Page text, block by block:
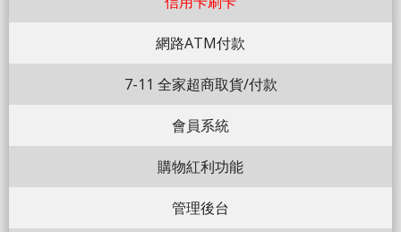
網路ATM付款
7-11 全家超商取貨/付款
會員系統
購物紅利功能
管理後台